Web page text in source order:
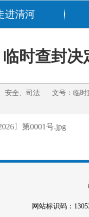
进清河
临时查封决
安全、司法 文号：临
〕第0001号.jpg
网站标识码：